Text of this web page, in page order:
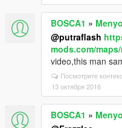
BOSCA1 »
@putraflash
mods.com/
video,this man
Посмотрите
13 октября 2016
BOSCA1 »